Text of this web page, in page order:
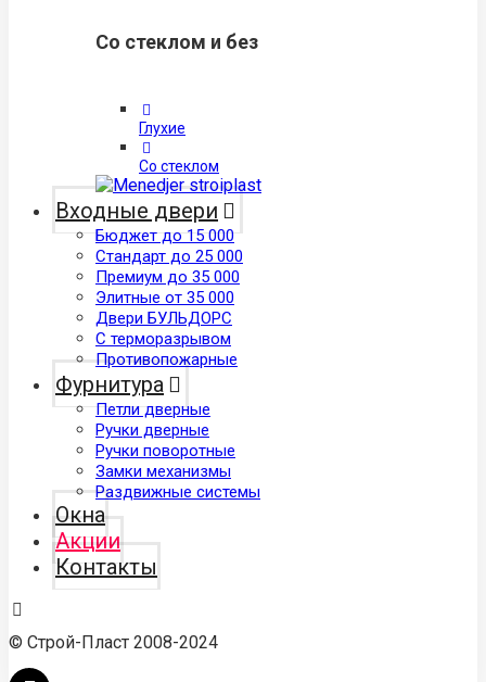
Со стеклом и без
Глухие
Со стеклом
Входные двери
Бюджет до 15 000
Стандарт до 25 000
Премиум до 35 000
Элитные от 35 000
Двери БУЛЬДОРС
С терморазрывом
Противопожарные
Фурнитура
Петли дверные
Ручки дверные
Ручки поворотные
Замки механизмы
Раздвижные системы
Окна
Акции
Контакты
© Строй-Пласт 2008-2024